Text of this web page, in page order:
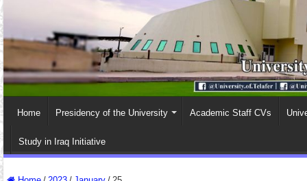
Home Presidency of the University Academic Staff CVs
Study in Iraq Initiative